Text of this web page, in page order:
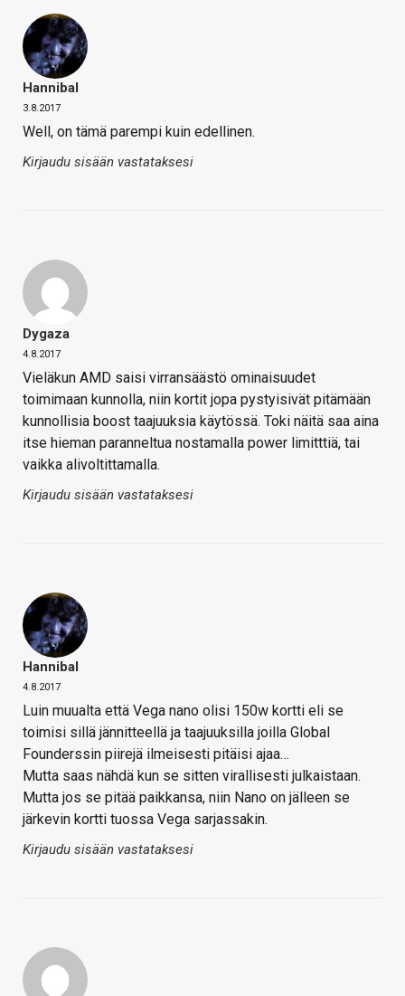
Hannibal
3.8.2017
Well, on tämä parempi kuin edellinen.
Kirjaudu sisään vastataksesi
Dygaza
4.8.2017
Vieläkun AMD saisi virransäästö ominaisuudet
toimimaan kunnolla, niin kortit jopa pystyisivät pitämään
kunnollisia boost taajuuksia käytössä. Toki näitä saa aina
itse hieman paranneltua nostamalla power limitttiä, tai
vaikka alivoltittamalla.
Kirjaudu sisään vastataksesi
Hannibal
4.8.2017
Luin muualta että Vega nano olisi 150w kortti eli se
toimisi sillä jännitteellä ja taajuuksilla joilla Global
Founderssin piirejä ilmeisesti pitäisi ajaa…
Mutta saas nähdä kun se sitten virallisesti julkaistaan.
Mutta jos se pitää paikkansa, niin Nano on jälleen se
järkevin kortti tuossa Vega sarjassakin.
Kirjaudu sisään vastataksesi